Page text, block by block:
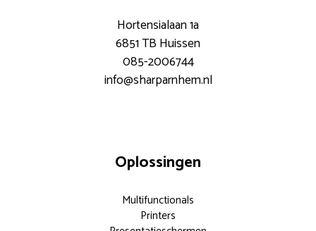
Hortensialaan 1a
6851 TB Huissen
085-2006744
info@sharparnhem.nl
Oplossingen
Multifunctionals
Printers